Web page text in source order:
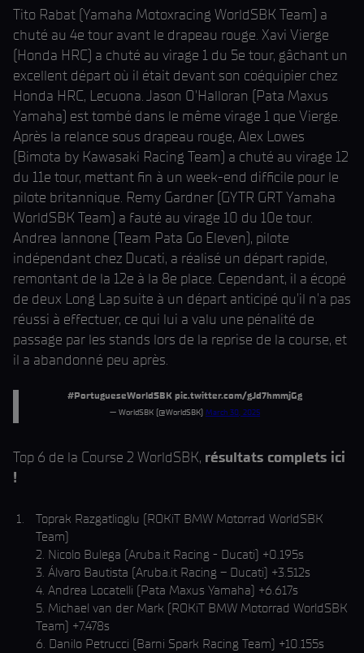
Tito Rabat (Yamaha Motoxracing WorldSBK Team) a
chuté au 4e tour avant le drapeau rouge. Xavi Vierge
(Honda HRC) a chuté au virage 1 du 5e tour, gâchant un
excellent départ où il était devant son coéquipier chez
Honda HRC, Lecuona. Jason O'Halloran (Pata Maxus
Yamaha) est tombé dans le même virage 1 que Vierge.
Après la relance sous drapeau rouge, Alex Lowes
(Bimota by Kawasaki Racing Team) a chuté au virage 12
du 11e tour, mettant fin à un week-end difficile pour le
pilote britannique. Remy Gardner (GYTR GRT Yamaha
WorldSBK Team) a fauté au virage 10 du 10e tour.
Andrea Iannone (Team Pata Go Eleven), pilote
indépendant chez Ducati, a réalisé un départ rapide,
remontant de la 12e à la 8e place. Cependant, il a écopé
de deux Long Lap suite à un départ anticipé qu'il n'a pas
réussi à effectuer, ce qui lui a valu une pénalité de
passage par les stands lors de la reprise de la course, et
il a abandonné peu après.
#PortugueseWorldSBK pic.twitter.com/gJd7hmmjGg
— WorldSBK (@WorldSBK) March 30, 2025
Top 6 de la Course 2 WorldSBK, résultats complets ici
!
Toprak Razgatlioglu (ROKiT BMW Motorrad WorldSBK
Team)
2. Nicolo Bulega (Aruba.it Racing - Ducati) +0.195s
3. Álvaro Bautista (Aruba.it Racing – Ducati) +3.512s
4. Andrea Locatelli (Pata Maxus Yamaha) +6.617s
5. Michael van der Mark (ROKiT BMW Motorrad WorldSBK
Team) +7.478s
6. Danilo Petrucci (Barni Spark Racing Team) +10.155s